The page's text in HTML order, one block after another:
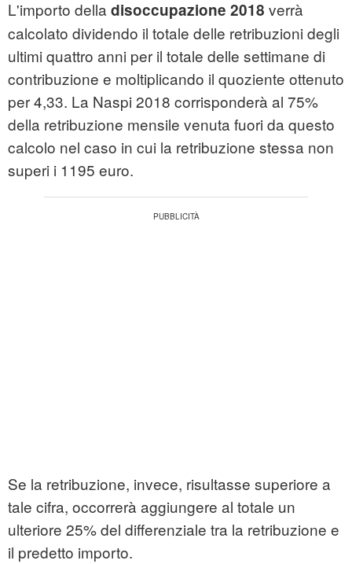
L'importo della disoccupazione 2018 verrà
calcolato dividendo il totale delle retribuzioni degli
ultimi quattro anni per il totale delle settimane di
contribuzione e moltiplicando il quoziente ottenuto
per 4,33. La Naspi 2018 corrisponderà al 75%
della retribuzione mensile venuta fuori da questo
calcolo nel caso in cui la retribuzione stessa non
superi i 1195 euro.
Se la retribuzione, invece, risultasse superiore a
tale cifra, occorrerà aggiungere al totale un
ulteriore 25% del differenziale tra la retribuzione e
il predetto importo.